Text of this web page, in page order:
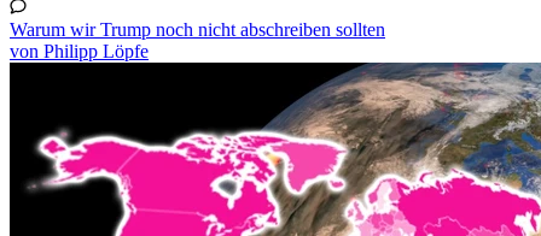
Warum wir Trump noch nicht abschreiben sollten
von Philipp Löpfe